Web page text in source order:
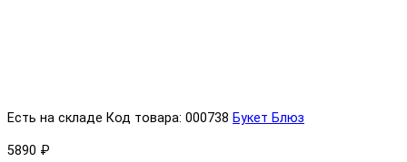
Есть на складе Код товара: 000738 Букет Блюз
5890 ₽